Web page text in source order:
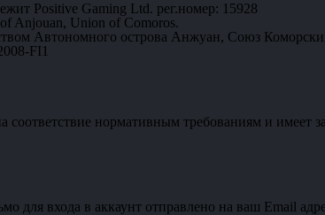
Positive Gaming Ltd. рег.номер: 15928
Anjouan, Union of Comoros.
Автономного острова Анжуан, Союз
FI1
нормативным требованиям и имеет
для входа в аккаунт отправлено на ваш Email